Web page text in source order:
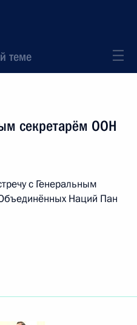
теме
секретарём ООН
с Генеральным
Наций Пан